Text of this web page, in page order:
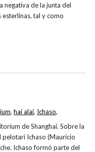
negativa de la junta del
tal y como
de Shanghai. Sobre la
pelotari Ichaso (Mauricio
Ichaso formó parte del
, hai alai, Ichaso,